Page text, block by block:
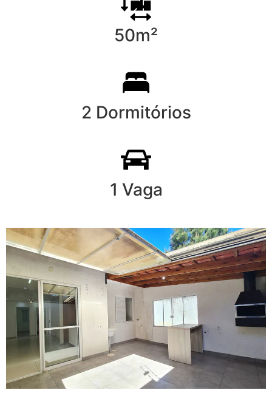
50m²
2 Dormitórios
1 Vaga